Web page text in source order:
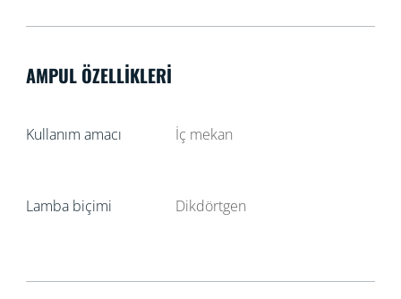
AMPUL ÖZELLIKLERI
Kullanım amacı İç mekan
Lamba biçimi Dikdörtgen